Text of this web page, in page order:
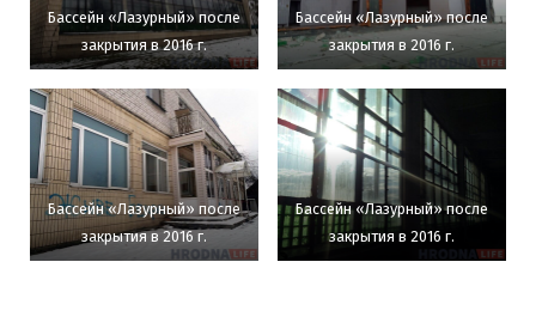
Бассейн «Лазурный» после
закрытия в 2016 г.
Бассейн «Лазурный» после
закрытия в 2016 г.
Бассейн «Лазурный» после
закрытия в 2016 г.
Бассейн «Лазурный» после
закрытия в 2016 г.